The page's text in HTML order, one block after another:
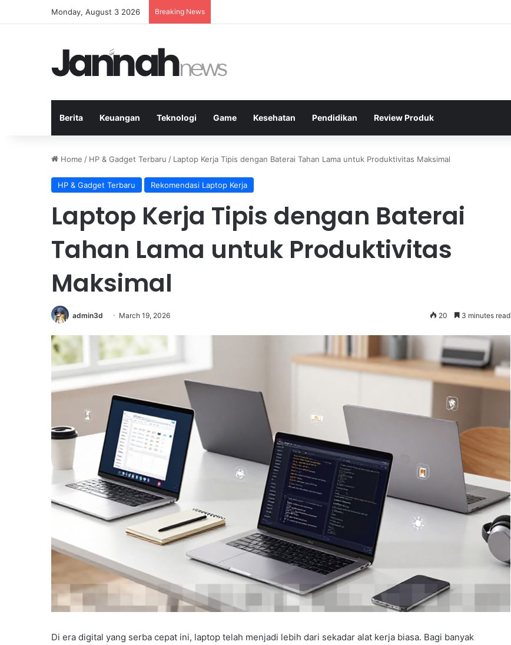
Monday, August 3 2026 Breaking News
Berita Keuangan Teknologi Game Kesehatan Pendidikan Review Produk
Home / HP & Gadget Terbaru / Laptop Kerja Tipis dengan Baterai Tahan Lama untuk Produktivitas Maksimal
HP & Gadget Terbaru Rekomendasi Laptop Kerja
Laptop Kerja Tipis dengan Baterai
Tahan Lama untuk Produktivitas
Maksimal
admin3d March 19, 2026 20 3 minutes read
Di era digital yang serba cepat ini, laptop telah menjadi lebih dari sekadar alat kerja biasa. Bagi banyak